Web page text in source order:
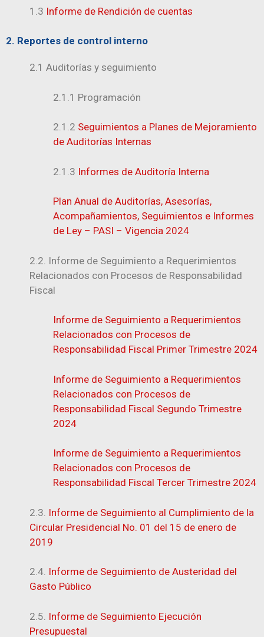
1.3 Informe de Rendición de cuentas
2. Reportes de control interno
2.1 Auditorías y seguimiento
2.1.1 Programación
2.1.2 Seguimientos a Planes de Mejoramiento
de Auditorías Internas
2.1.3 Informes de Auditoría Interna
Plan Anual de Auditorías, Asesorías,
Acompañamientos, Seguimientos e Informes
de Ley – PASI – Vigencia 2024
2.2. Informe de Seguimiento a Requerimientos
Relacionados con Procesos de Responsabilidad
Fiscal
Informe de Seguimiento a Requerimientos
Relacionados con Procesos de
Responsabilidad Fiscal Primer Trimestre 2024
Informe de Seguimiento a Requerimientos
Relacionados con Procesos de
Responsabilidad Fiscal Segundo Trimestre
2024
Informe de Seguimiento a Requerimientos
Relacionados con Procesos de
Responsabilidad Fiscal Tercer Trimestre 2024
2.3. Informe de Seguimiento al Cumplimiento de la
Circular Presidencial No. 01 del 15 de enero de
2019
2.4. Informe de Seguimiento de Austeridad del
Gasto Público
2.5. Informe de Seguimiento Ejecución
Presupuestal